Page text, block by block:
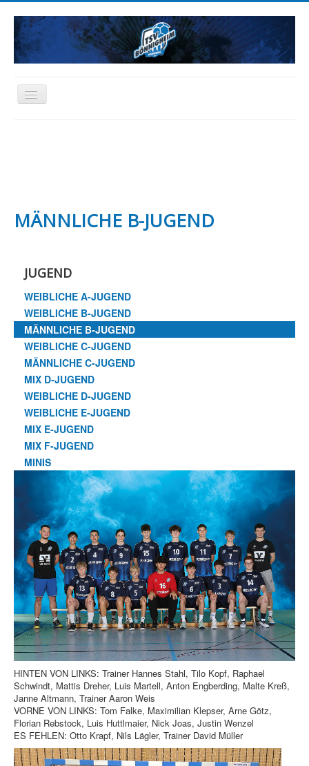
Toggle
Navigation
MÄNNLICHE B-JUGEND
JUGEND
WEIBLICHE A-JUGEND
WEIBLICHE B-JUGEND
MÄNNLICHE B-JUGEND
WEIBLICHE C-JUGEND
MÄNNLICHE C-JUGEND
MIX D-JUGEND
WEIBLICHE D-JUGEND
WEIBLICHE E-JUGEND
MIX E-JUGEND
MIX F-JUGEND
MINIS
HINTEN VON LINKS: Trainer Hannes Stahl, Tilo Kopf, Raphael
Schwindt, Mattis Dreher, Luis Martell, Anton Engberding, Malte Kreß,
Janne Altmann, Trainer Aaron Weis
VORNE VON LINKS: Tom Falke, Maximilian Klepser, Arne Götz,
Florian Rebstock, Luis Huttlmaier, Nick Joas, Justin Wenzel
ES FEHLEN: Otto Krapf, Nils Lägler, Trainer David Müller